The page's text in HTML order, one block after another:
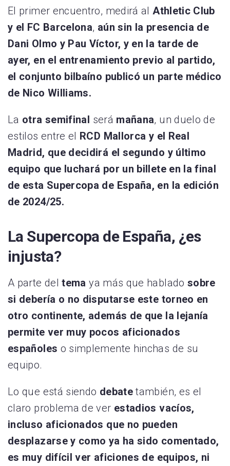
El primer encuentro, medirá alAthletic Club
y el FC Barcelona, aún sin la presencia de
Dani Olmo y Pau Víctor, y en la tarde de
ayer, en el entrenamiento previo al partido,
el conjunto bilbaíno publicó un parte médico
de Nico Williams.
La otra semifinal será mañana, un duelo de
estilos entre el RCD Mallorca y el Real
Madrid, que decidirá el segundo y último
equipo que luchará por un billete en la final
de esta Supercopa de España, en la edición
de 2024/25.
La Supercopa de España, ¿es
injusta?
A parte deltemaya más que hablado sobre
si debería o no disputarse este torneo en
otro continente, además de que la lejanía
permite ver muy pocos aficionados
españoles o simplemente hinchas de su
equipo.
Lo que está siendo debatetambién, es el
claro problema de ver estadios vacíos,
incluso aficionados que no pueden
desplazarse y como ya ha sido comentado,
es muy difícil ver aficiones de equipos, ni